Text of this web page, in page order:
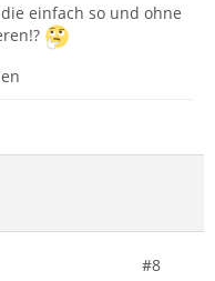
einfach so und ohne
#8